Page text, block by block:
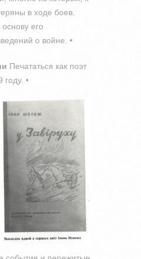
в ходе боев.
его
о войне. •
Печататься как поэт
•